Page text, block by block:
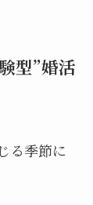
型”婚活
る季節に